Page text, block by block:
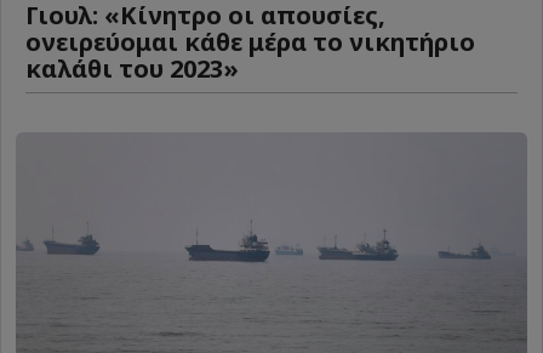
Γιουλ: «Κίνητρο οι απουσίες,
ονειρεύομαι κάθε μέρα το νικητήριο
καλάθι του 2023»